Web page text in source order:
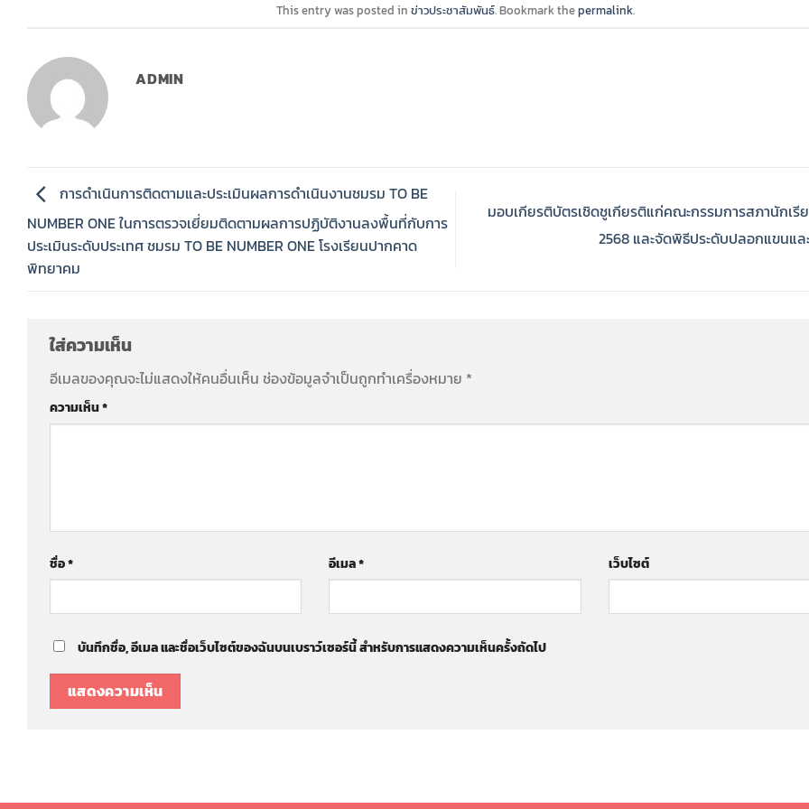
This entry was posted in ข่าวประชาสัมพันธ์. Bookmark thepermalink.
ADMIN
การดำเนินการติดตามและประเมินผลการดำเนินงานชมรม TO BE
NUMBER ONE ในการตรวจเยี่ยมติดตามผลการปฏิบัติงานลงพื้นที่กับการ
ประเมินระดับประเทศ ชมรม TO BE NUMBER ONE โรงเรียนปากคาด
พิทยาคม
มอบเกียรติบัตรเชิดชูเกียรติแก่คณะกรรมการสภานักเรี
2568 และจัดพิธีประดับปลอกแขนแล
ใส่ความเห็น
อีเมลของคุณจะไม่แสดงให้คนอื่นเห็น ช่องข้อมูลจำเป็นถูกทำเครื่องหมาย *
ความเห็น*
ชื่อ* อีเมล* เว็บไซต์
บันทึกชื่อ, อีเมล และชื่อเว็บไซต์ของฉันบนเบราว์เซอร์นี้ สำหรับการแสดงความเห็นครั้งถัดไป